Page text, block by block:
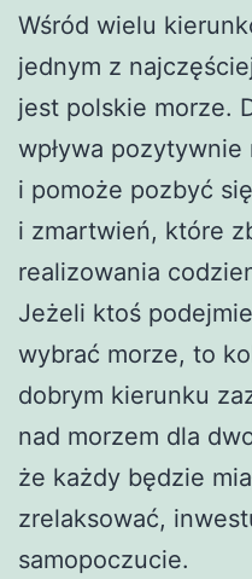
Wśród wielu
jednym z
jest polskie morze.
wpływa
i pomoże pozbyć
i zmartwień, które
realizowania
Jeżeli ktoś
wybrać morze, to
dobrym kierunku
nad morzem dla
że każdy będzie
zrelaksować,
samopoczucie.